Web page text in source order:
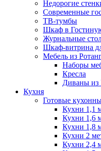
Недорогие
Современные
ТВ-тумбы
Шкаф в
Журнальные
Шкаф-витрина
Мебель из
Наборы
Кресла
Диваны из
Кухня
Готовые
Кухни 1,1
Кухни 1,6
Кухни 1,8
Кухни 2
Кухни 2,4